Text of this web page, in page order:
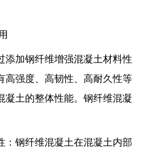
添加钢纤维增强混凝土材料性
高强度、高韧性、高耐久性等
凝土的整体性能。钢纤维混凝
：钢纤维混凝土在混凝土内部